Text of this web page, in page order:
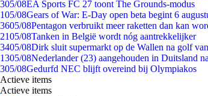
305/08EA Sports FC 27 toont The Grounds-modus
105/08Gears of War: E-Day open beta begint 6
3605/08Pentagon verbruikt meer raketten dan kan
2105/08Tanken in België wordt nóg aantrekkelijker
3405/08Dirk sluit supermarkt op de Wallen na golf
1305/08Nederlander (23) aangehouden in Duitsland
305/08Gedurfd NEC blijft overeind bij Olympiakos
Actieve items
Actieve items